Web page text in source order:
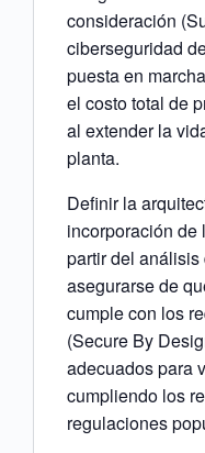
consideración
ciberseguridad
puesta en
el costo total de
al extender la
planta.
Definir la
incorporación de
partir del
asegurarse de
cumple con los
(Secure By
adecuados para
cumpliendo los
regulaciones